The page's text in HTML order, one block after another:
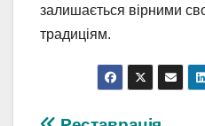
залишається вірними
традиціям.